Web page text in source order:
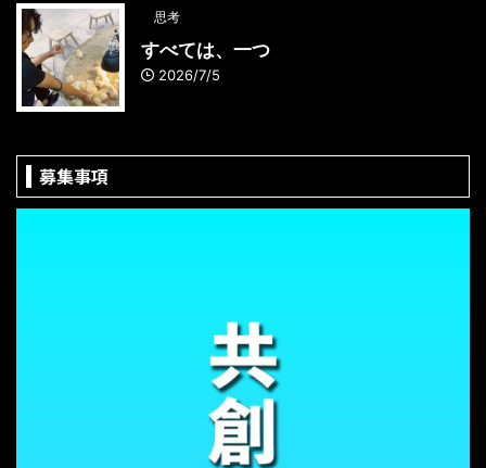
思考
すべては、一つ
2026/7/5
募集事項